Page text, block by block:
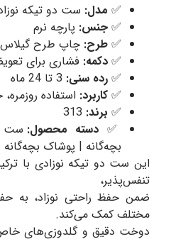
✅ مدل: ست دو تیکه
✅ جنس: پارچه نرم
✅ طرح: چاپ طرح گیلاس
✅ دکمه: فشاری برای
✅ رده سنی:
✅ کاربرد: استفاده
✅ برند:
✅ دسته محصول: ست
بچه‌گانه | پوشاک بچه‌گانه
این ست دو تیکه نوزادی با
تنفس‌پذیر،
ضمن حفظ راحتی نوزاد، به
مختلف کمک می‌کند.
دوخت دقیق و گلدوزی‌های